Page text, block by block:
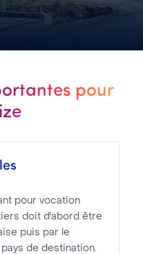
pour
pour vocation
doit d'abord être
puis par le
de destination.